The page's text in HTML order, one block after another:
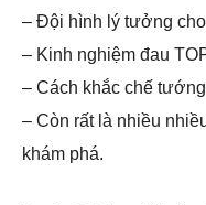
– Đội hình lý tưởng
– Kinh nghiệm đau
– Cách khắc chế tướng
– Còn rất là nhiều
khám phá.